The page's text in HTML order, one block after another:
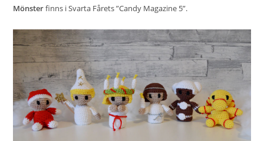
Mönsterfinns i Svarta Fårets ”Candy Magazine 5”.